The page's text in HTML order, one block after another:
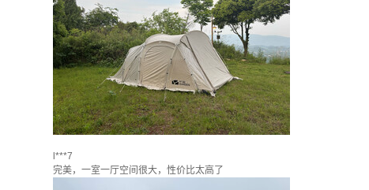
l***7
完美，一室一厅空间很大，性价比太高了